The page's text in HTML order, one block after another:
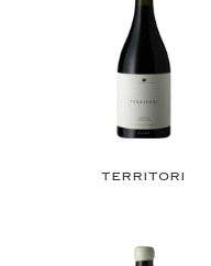
TERRITORI